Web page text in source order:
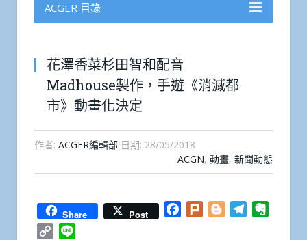
ACGER 目錄
花澤香菜杉田智和配音
Madhouse製作，手遊《消滅都
市》動畫化決定
作者: ACGER編輯部 日期: 28/05/2018
ACGN, 動畫, 新聞動態
Share Post Facebook
Plurk BloggerTelegram
Copy